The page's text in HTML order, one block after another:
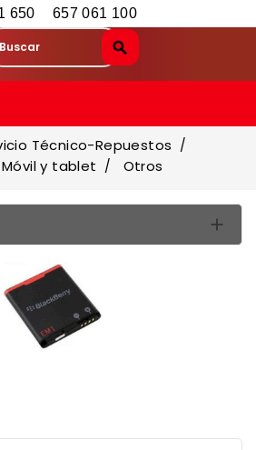
650 657 061 100
Técnico-Repuestos
y tablet
Otros
